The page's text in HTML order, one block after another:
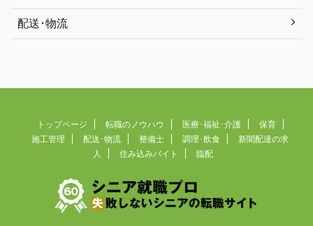
配送･物流
トップページ 転職のノウハウ 医療･福祉･介護
保育
施工管理
配送･物流 整備士 調理･飲食
新聞配達の求
人
住み込みバイト 臨配